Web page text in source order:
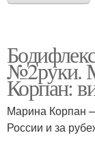
№2руки.
Корпан:
Марина Корпан
России и за